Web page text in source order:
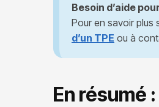
Besoin d’aide
Pour en savoir plus
d’un TPE ou à
En résumé